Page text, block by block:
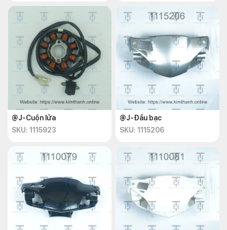
@J-Cuộn lửa
SKU: 1115923
@J-Đầu bạc
SKU: 1115206